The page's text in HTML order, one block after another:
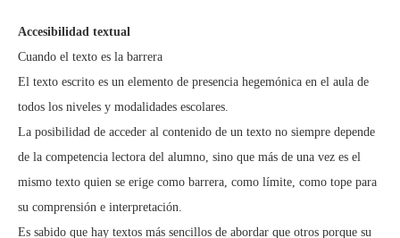
Accesibilidad textual
Cuando el texto es la barrera
El texto escrito es un elemento de presencia hegemónica en el aula de
todos los niveles y modalidades escolares.
La posibilidad de acceder al contenido de un texto no siempre depende
de la competencia lectora del alumno, sino que más de una vez es el
mismo texto quien se erige como barrera, como límite, como tope para
su comprensión e interpretación.
Es sabido que hay textos más sencillos de abordar que otros porque su